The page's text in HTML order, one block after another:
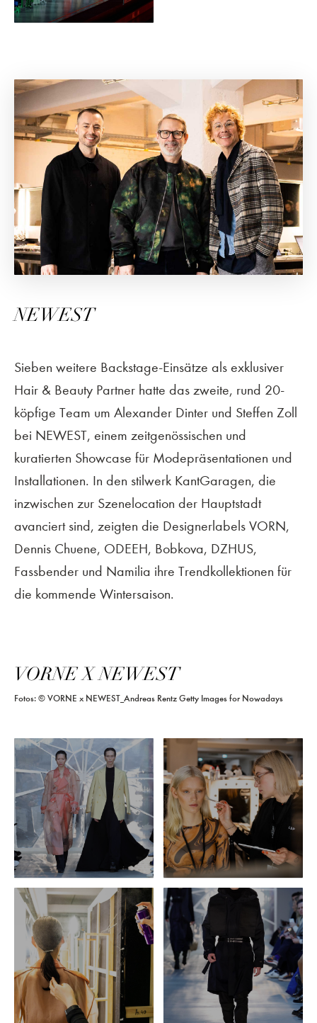
NEWEST
Sieben weitere Backstage-Einsätze als exklusiver
Hair & Beauty Partner hatte das zweite, rund 20-
köpfige Team um Alexander Dinter und Steffen Zoll
bei NEWEST, einem zeitgenössischen und
kuratierten Showcase für Modepräsentationen und
Installationen. In den stilwerk KantGaragen, die
inzwischen zur Szenelocation der Hauptstadt
avanciert sind, zeigten die Designerlabels VORN,
Dennis Chuene, ODEEH, Bobkova, DZHUS,
Fassbender und Namilia ihre Trendkollektionen für
die kommende Wintersaison.
VORNE X NEWEST
Fotos: © VORNE x NEWEST_Andreas Rentz Getty Images for Nowadays